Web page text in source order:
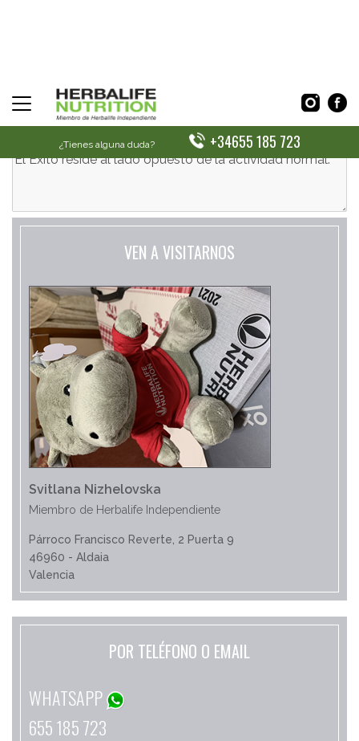
¿Tienes alguna duda? +34655 185 723
CONTACTA CON NOSOTROS
VEN A VISITARNOS
Svitlana Nizhelovska
Miembro de Herbalife Independiente
Párroco Francisco Reverte, 2 Puerta 9
46960 - Aldaia
Valencia
POR TELÉFONO O EMAIL
WHATSAPP
655 185 723